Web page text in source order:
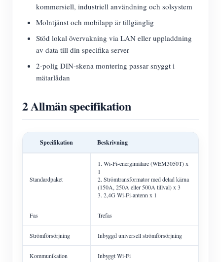
kommersiell, industriell användning och solsystem
Molntjänst och mobilapp är tillgänglig
Stöd lokal övervakning via LAN eller uppladdning
av data till din specifika server
2-polig DIN-skena montering passar snyggt i
mätarlådan
2 Allmän specifikation
Specifikation Beskrivning
Standardpaket
1. Wi-Fi-energimätare (WEM3050T) x
1
2. Strömtransformator med delad kärna
(150A, 250A eller 500A tillval) x 3
3. 2,4G Wi-Fi-antenn x 1
Fas Trefas
Strömförsörjning Inbyggd universell strömförsörjning
Kommunikation Inbyggt Wi-Fi